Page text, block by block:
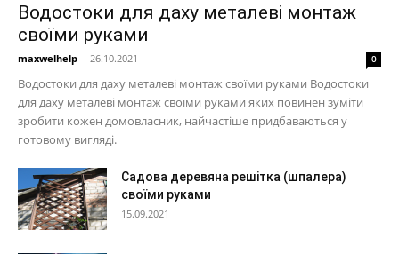
Водостоки для даху металеві монтаж
своїми руками
maxwelhelp - 26.10.2021 0
Водостоки для даху металеві монтаж своїми руками Водостоки
для даху металеві монтаж своїми руками яких повинен зуміти
зробити кожен домовласник, найчастіше придбаваються у
готовому вигляді.
Садова деревяна решітка (шпалера)
своїми руками
15.09.2021